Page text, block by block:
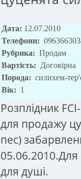
Дата: 12.07.2010
Телефони:
Рубрика: Продам
Вартість: Договірна
Порода: cилихем-
Вік: 1
Розплідник
для продажу
пес)
05.06.2010.Для
для душі.